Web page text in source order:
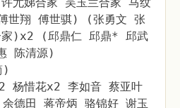
世翔 傅世骐) (张勇文 张
家)x2 (邱鼎仁 邱鼎* 邱武
陈清源)
)
杨惜花x2 李如音 蔡亚叶
德田 蒋帝炳 骆锦好 谢玉